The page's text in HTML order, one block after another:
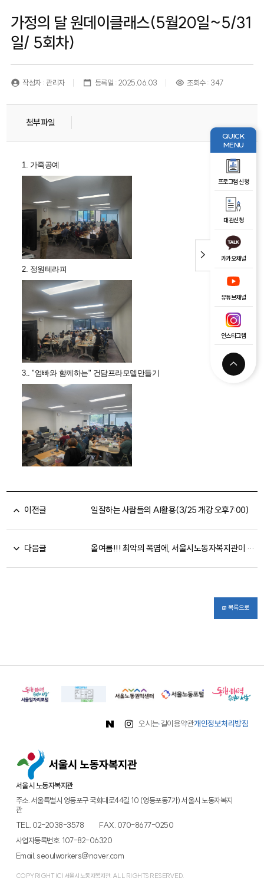
QUICK
MENU
프로그램 신청
대관신청
카카오채널
유튜브채널
인스타그램
가정의 달 원데이클래스(5월20일~5/31
일/ 5회차)
작성자 : 관리자 등록일 : 2025.06.03 조회수 : 347
첨부파일
1. 가죽공예
2. 정원테라피
3.. "엄빠와 함께하는" 건담프라모델만들기
이전글 일잘하는 사람들의 AI활용(3/25 개강 오후7:00)
다음글 올여름!!! 최악의 폭염에, 서울시노동자복지관이 시원한 쉼을 더합니다^^
목록으로
오시는 길이용약관개인정보처리방침
서울시 노동자복지관
주소. 서울특별시 영등포구 국회대로44길 10 (영등포동7가) 서울시 노동자복지
관
TEL. 02-2038-3578
FAX. 070-8677-0250
사업자등록번호. 107-82-06320
Email. seoulworkers@naver.com
COPYRIGHT (C) 서울시 노동자복지관. ALL RIGHTS RESERVED.